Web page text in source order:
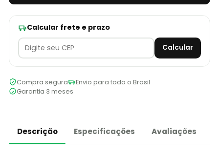
Calcular frete e prazo
Calcular
Compra segura
Envio para todo o Brasil
Garantia 3 meses
Descrição Especificações Avaliações